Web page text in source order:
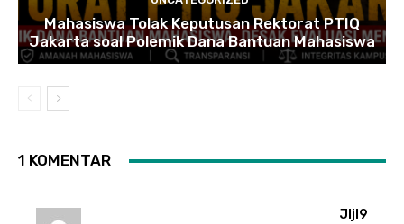
Mahasiswa Tolak Keputusan Rektorat PTIQ
Jakarta soal Polemik Dana Bantuan Mahasiswa
1 KOMENTAR
Jljl9